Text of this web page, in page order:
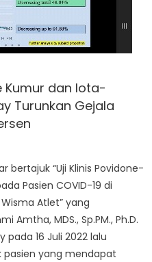
Kumur dan Iota-
Turunkan Gejala
bertajuk “Uji Klinis Povidone-
Pasien COVID-19 di
Atlet” yang
Amtha, MDS., Sp.PM., Ph.D.
16 Juli 2022 lalu
pasien yang mendapat